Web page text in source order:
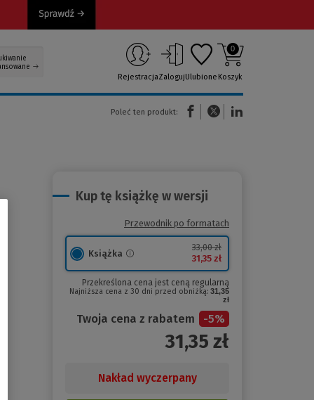
RejestracjaZalogujUlubione
0
Koszyk
Poleć ten produkt:
(Nowe okno)(Link do innej strony)
Kup tę książkę w wersji
Przewodnik po formatach
Książka
33,00 zł
31,35 zł
Przekreślona cena jest ceną regularną
Najniższa cena z 30 dni przed obniżką: 31,35
zł
Twoja cena z rabatem -5%
31,35 zł
Nakład wyczerpany